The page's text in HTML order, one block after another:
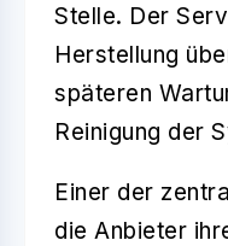
Stelle. Der
Herstellung
späteren
Reinigung der
Einer der
die Anbieter